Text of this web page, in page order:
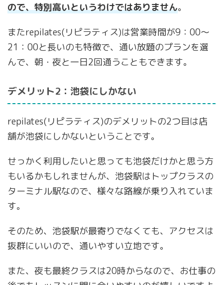
ので、特別高いというわけではありません。
またrepilates(リピラティス)は営業時間が9：00～
21：00と長いのも特徴で、通い放題のプランを選
んで、朝・夜と一日2回通うこともできます。
デメリット2：池袋にしかない
repilates(リピラティス)のデメリットの2つ目は店
舗が池袋にしかないということです。
せっかく利用したいと思っても池袋だけかと思う方
もいるかもしれませんが、池袋駅はトップクラスの
ターミナル駅なので、様々な路線が乗り入れていま
す。
そのため、池袋駅が最寄りでなくても、アクセスは
抜群にいいので、通いやすい立地です。
また、夜も最終クラスは20時からなので、お仕事の